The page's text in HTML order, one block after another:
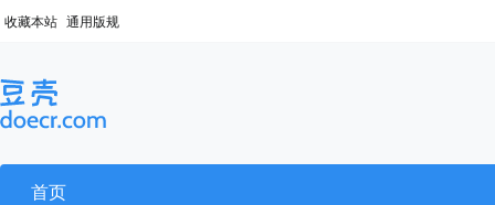
收藏本站 通用版规
首页